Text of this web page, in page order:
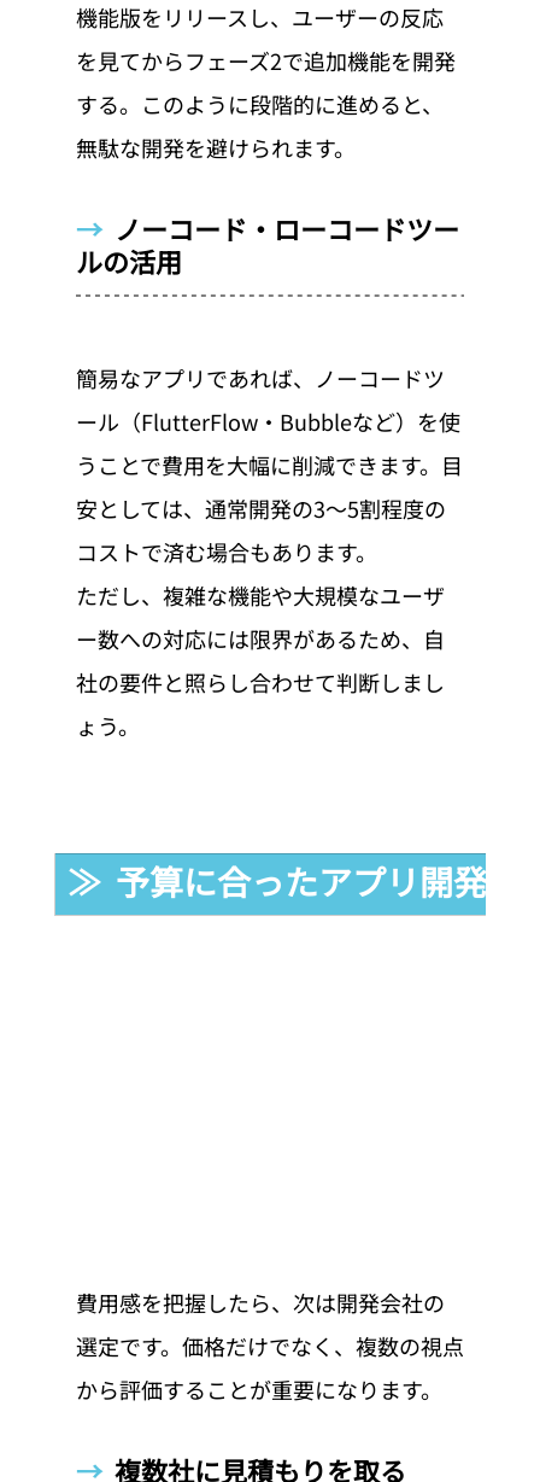
機能版をリリースし、ユーザーの反応
を見てからフェーズ2で追加機能を開発
する。このように段階的に進めると、
無駄な開発を避けられます。
→ ノーコード・ローコードツー
ルの活用
簡易なアプリであれば、ノーコードツ
ール（FlutterFlow・Bubbleなど）を使
うことで費用を大幅に削減できます。目
安としては、通常開発の3〜5割程度の
コストで済む場合もあります。
ただし、複雑な機能や大規模なユーザ
ー数への対応には限界があるため、自
社の要件と照らし合わせて判断しまし
ょう。
≫  予算に合ったアプリ開発会
費用感を把握したら、次は開発会社の
選定です。価格だけでなく、複数の視点
から評価することが重要になります。
→ 複数社に見積もりを取る